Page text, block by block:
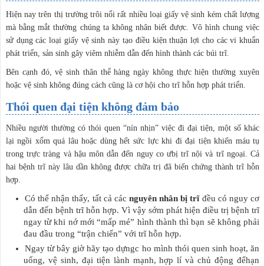
Hiện nay trên thị trường trôi nổi rất nhiều loại giấy vệ sinh kém chất lượng
mà bằng mắt thường chúng ta không nhân biết được. Vô hình chung việc
sử dụng các loại giấy vệ sinh này tạo điều kiện thuận lợi cho các vi khuẩn
phát triển, sản sinh gây viêm nhiễm dẫn đến hình thành các búi trĩ.
Bên cạnh đó, vệ sinh thân thể hàng ngày không thực hiện thường xuyên
hoặc vệ sinh không đúng cách cũng là cơ hội cho trĩ hỗn hợp phát triển.
Thói quen đại tiện không đảm bảo
Nhiều người thường có thói quen “nín nhịn” việc đi đại tiện, một số khác
lại ngồi xổm quá lâu hoặc dùng hết sức lực khi đi đại tiện khiến máu tụ
trong trực tràng và hậu môn dẫn đến nguy co ưbị trĩ nội và trĩ ngoại. Cả
hai bệnh trĩ này lâu dần không được chữa trị đã biến chứng thành trĩ hỗn
hợp.
Có thể nhận thấy, tất cả các nguyên nhân bị trĩđều có nguy cơ
dẫn đến bệnh trĩ hỗn hợp. Vì vậy sớm phát hiện điều trị bệnh trĩ
ngay từ khi nớ mới “mấp mé” hình thành thì bạn sẽ không phải
đau đầu trong “trận chiến” với trĩ hỗn hợp.
Ngay từ bây giờ hãy tạo dựngc ho mình thói quen sinh hoạt, ăn
uống, vệ sinh, đại tiện lành mạnh, hợp lí và chủ động đểhạn